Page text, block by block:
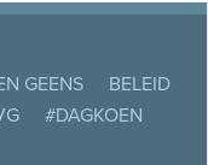
GEENS
BELEID
#DAGKOEN